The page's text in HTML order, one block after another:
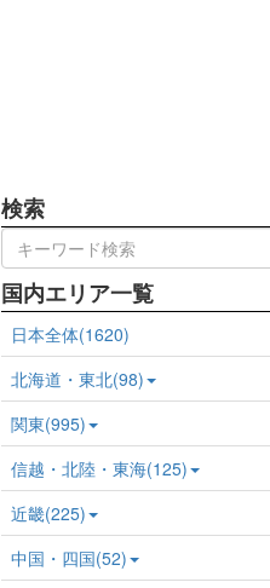
検索
国内エリア一覧
日本全体(1620)
北海道・東北(98)
関東(995)
信越・北陸・東海(125)
近畿(225)
中国・四国(52)